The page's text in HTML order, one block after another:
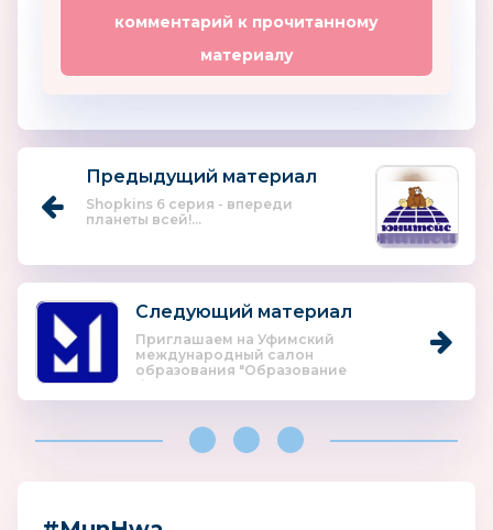
комментарий к прочитанному
материалу
Предыдущий материал
Shopkins 6 серия - впереди
планеты всей!...
Следующий материал
Приглашаем на Уфимский
международный салон
образования "Образование
будущего"...